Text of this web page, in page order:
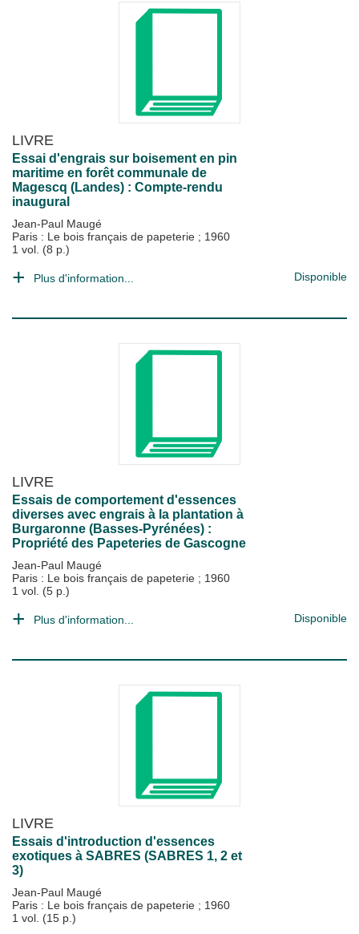
LIVRE
Essai d'engrais sur boisement en pin
maritime en forêt communale de
Magescq (Landes) : Compte-rendu
inaugural
Jean-Paul Maugé
Paris : Le bois français de papeterie ; 1960
1 vol. (8 p.)
Plus d'information... Disponible
LIVRE
Essais de comportement d'essences
diverses avec engrais à la plantation à
Burgaronne (Basses-Pyrénées) :
Propriété des Papeteries de Gascogne
Jean-Paul Maugé
Paris : Le bois français de papeterie ; 1960
1 vol. (5 p.)
Plus d'information... Disponible
LIVRE
Essais d'introduction d'essences
exotiques à SABRES (SABRES 1, 2 et
3)
Jean-Paul Maugé
Paris : Le bois français de papeterie ; 1960
1 vol. (15 p.)